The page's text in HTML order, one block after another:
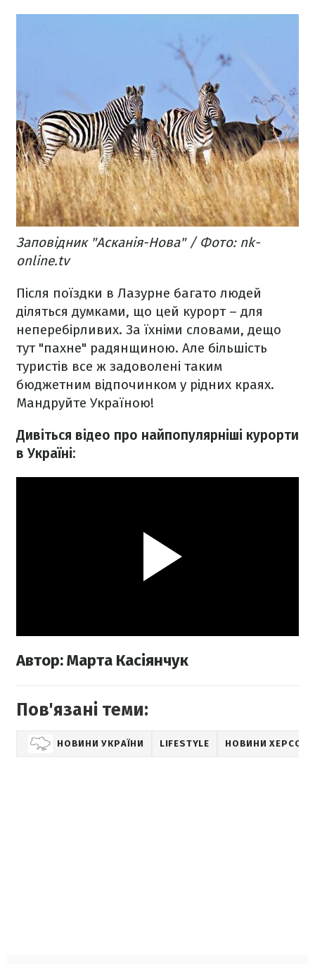
Заповідник "Асканія-Нова" / Фото: nk-
online.tv
Після поїздки в Лазурне багато людей
діляться думками, що цей курорт – для
неперебірливих. За їхніми словами, дещо
тут "пахне" радянщиною. Але більшість
туристів все ж задоволені таким
бюджетним відпочинком у рідних краях.
Мандруйте Україною!
Дивіться відео про найпопулярніші курорти
в Україні:
Автор: Марта Касіянчук
Пов'язані теми:
НОВИНИ УКРАЇНИ LIFESTYLE НОВИНИ ХЕРСОНА